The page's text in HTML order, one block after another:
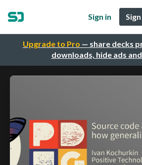
Upgrade to Pro — share decks
downloads, hide ads
Sign in